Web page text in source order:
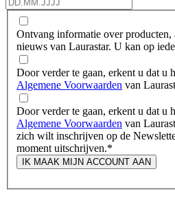
Ontvang informatie over producten,
nieuws van Laurastar. U kan op
Door verder te gaan, erkent u dat u
Algemene Voorwaarden van
Door verder te gaan, erkent u dat u
Algemene Voorwaarden van
zich wilt inschrijven op de
moment uitschrijven.*
IK MAAK MIJN ACCOUNT AAN